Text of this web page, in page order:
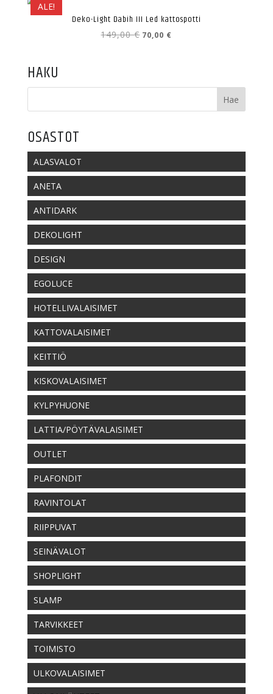
ALE!
Deko-Light Dabih III Led kattospotti
149,00€ Alkuperäinen
hinta
70,00 €
HAKU
OSASTOT
ALASVALOT
ANETA
ANTIDARK
DEKOLIGHT
DESIGN
EGOLUCE
HOTELLIVALAISIMET
KATTOVALAISIMET
KEITTIÖ
KISKOVALAISIMET
KYLPYHUONE
LATTIA/PÖYTÄVALAISIMET
OUTLET
PLAFONDIT
RAVINTOLAT
RIIPPUVAT
SEINÄVALOT
SHOPLIGHT
SLAMP
TARVIKKEET
TOIMISTO
ULKOVALAISIMET